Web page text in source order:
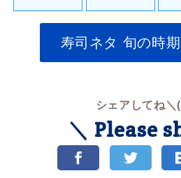
寿司ネタ 旬の時
シェアしてね
＼ Please